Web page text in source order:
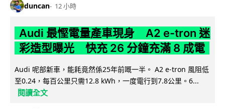
duncan 12 小時
Audi 最慳電量產車現身 A2 e-tron 迷
彩造型曝光 快充 26 分鐘充滿 8 成電
Audi 呢部新車，能耗竟然係25年前嘅一半。 A2 e-tron 風阻低
至0.24，每百公里只需12.8 kWh，一度電行到7.8公里。6...
閱讀全文